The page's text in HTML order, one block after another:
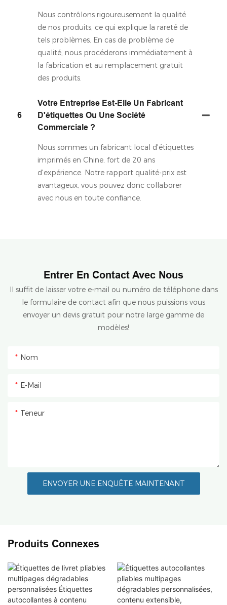
Nous contrôlons rigoureusement la qualité
de nos produits, ce qui explique la rareté de
tels problèmes. En cas de problème de
qualité, nous procéderons immédiatement à
la fabrication et au remplacement gratuit
des produits.
6
Votre Entreprise Est-Elle Un Fabricant
D'étiquettes Ou Une Société
Commerciale ?
Nous sommes un fabricant local d'étiquettes
imprimés en Chine, fort de 20 ans
d'expérience. Notre rapport qualité-prix est
avantageux, vous pouvez donc collaborer
avec nous en toute confiance.
Entrer En Contact Avec Nous
Il suffit de laisser votre e-mail ou numéro de téléphone dans
le formulaire de contact afin que nous puissions vous
envoyer un devis gratuit pour notre large gamme de
modèles!
Nom
E-Mail
Teneur
ENVOYER UNE ENQUÊTE MAINTENANT
Produits Connexes